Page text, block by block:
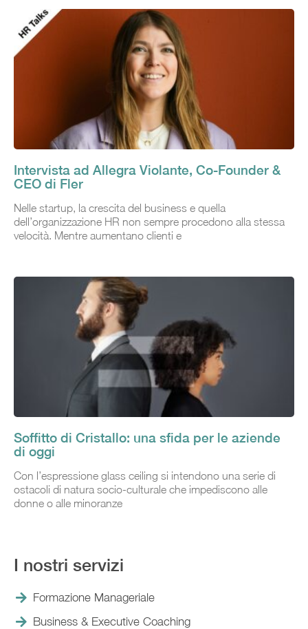
Intervista ad Allegra Violante, Co-Founder &
CEO di Fler
Nelle startup, la crescita del business e quella
dell’organizzazione HR non sempre procedono alla stessa
velocità. Mentre aumentano clienti e
Soffitto di Cristallo: una sfida per le aziende
di oggi
Con l’espressione glass ceiling si intendono una serie di
ostacoli di natura socio-culturale che impediscono alle
donne o alle minoranze
I nostri servizi
Formazione Manageriale
Business & Executive Coaching